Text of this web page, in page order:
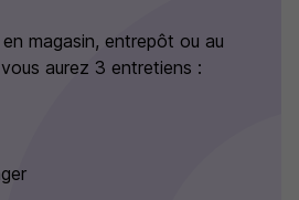
magasin, entrepôt ou au
aurez 3 entretiens :